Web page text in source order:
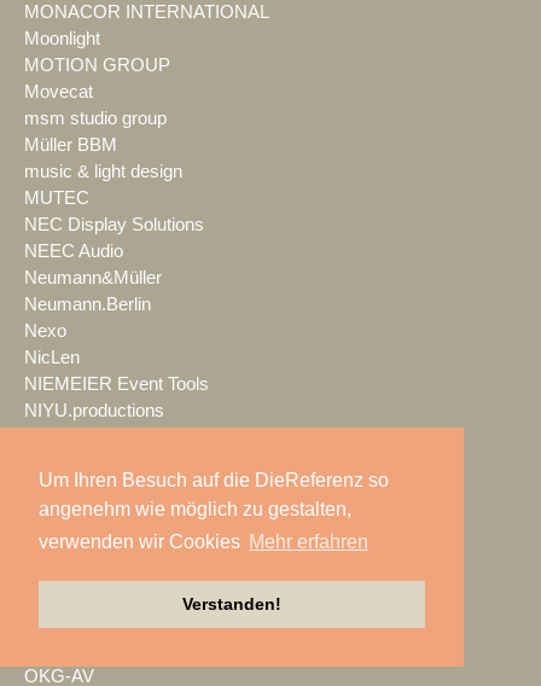
Um Ihren Besuch auf die DieReferenz so
angenehm wie möglich zu gestalten,
verwenden wir Cookies Mehr erfahren
Verstanden!
MONACOR INTERNATIONAL
Moonlight
MOTION GROUP
Movecat
msm studio group
Müller BBM
music & light design
MUTEC
NEC Display Solutions
NEEC Audio
Neumann&Müller
Neumann.Berlin
Nexo
NicLen
NIEMEIER Event Tools
NIYU.productions
NPB Veranstaltungstechnik
NTi Audio
NÜSSLI
OKG-AV